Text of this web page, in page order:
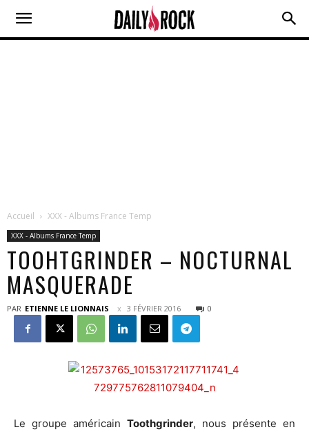
Accueil XXX - Albums France Temp
XXX - Albums France Temp
TOOHTGRINDER – NOCTURNAL
MASQUERADE
PAR ETIENNE LE LIONNAIS 3 FÉVRIER 2016 0
Le groupe américain Toothgrinder, nous présente en